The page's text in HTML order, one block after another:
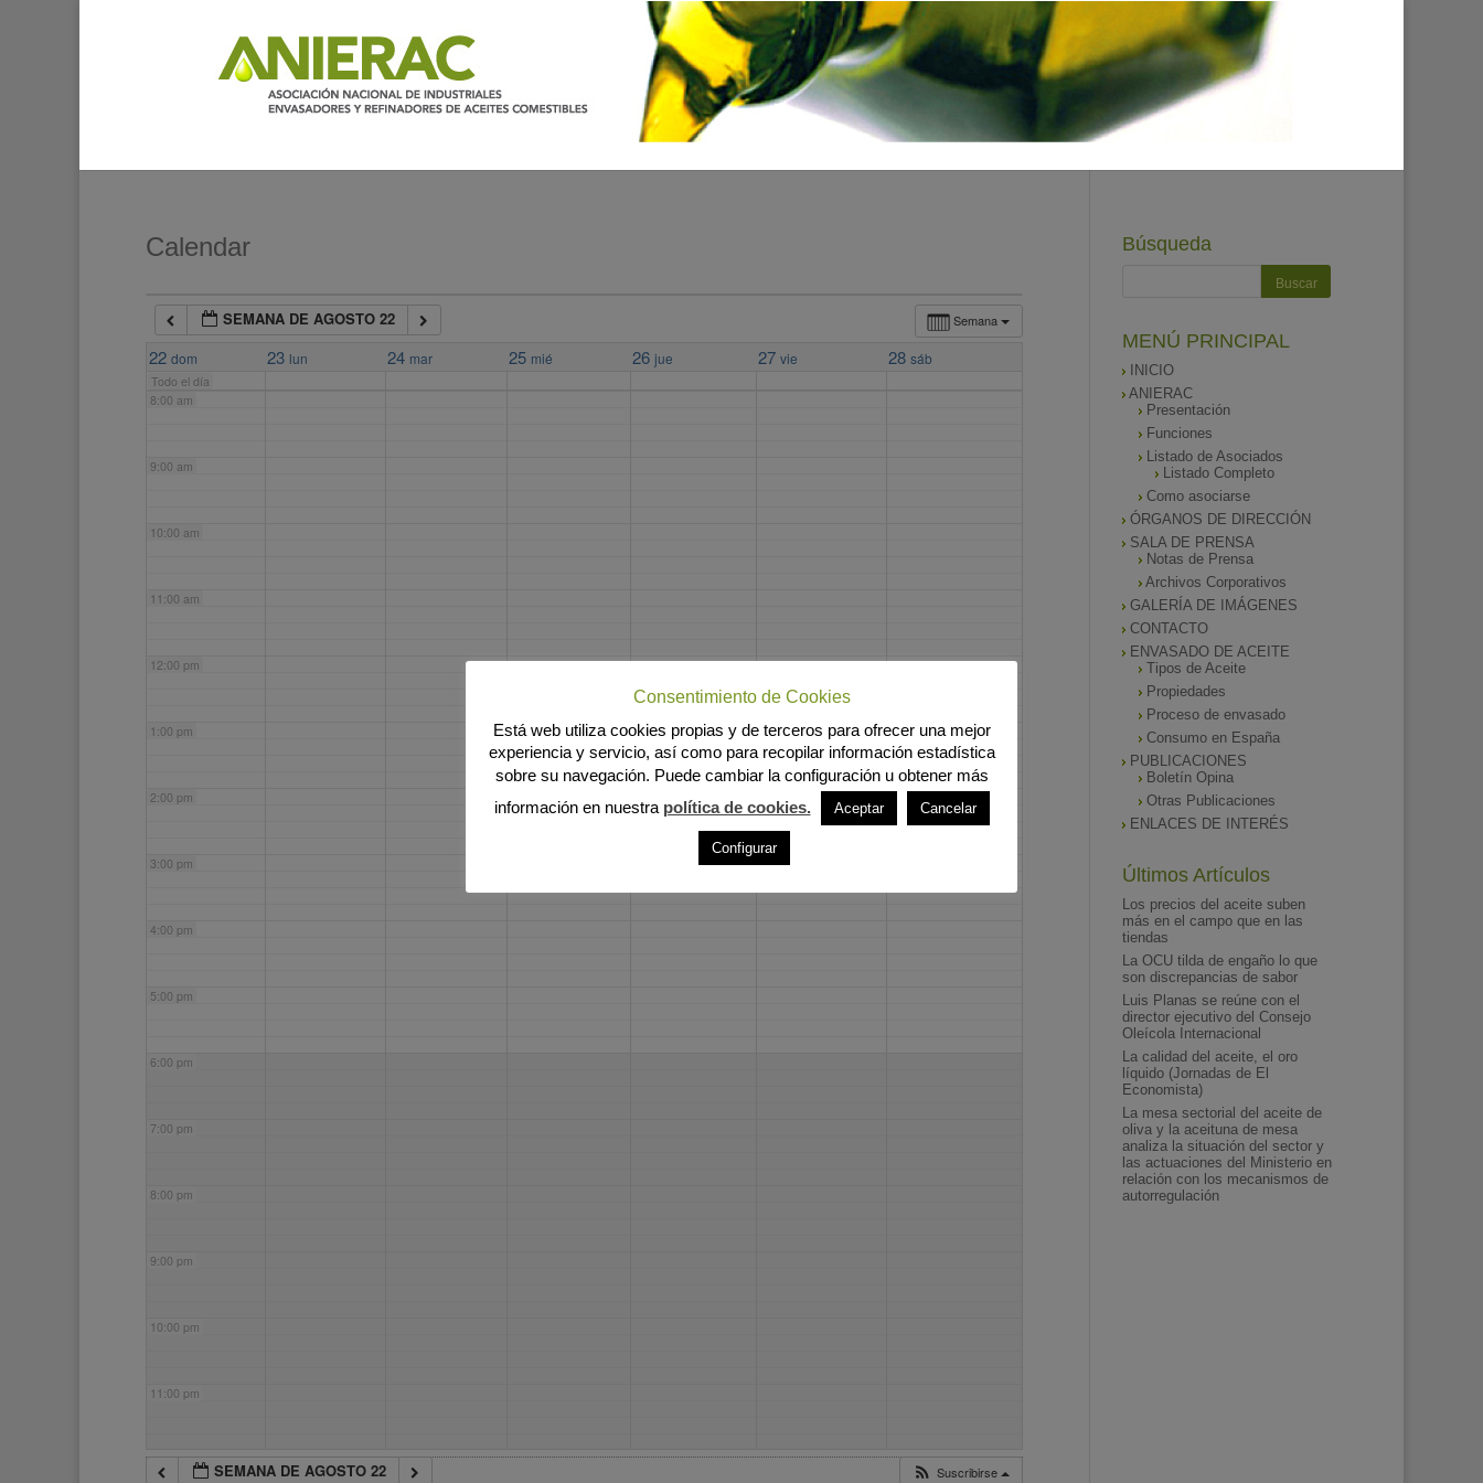
Calendar
Semana
SEMANA DE AGOSTO 22
22 dom 23 lun 24 mar 25 mié 26 jue 27 vie 28 sáb
Todo el día
7:00 am
8:00 am
9:00 am
10:00 am
11:00 am
12:00 pm
1:00 pm
2:00 pm
3:00 pm
4:00 pm
5:00 pm
6:00 pm
7:00 pm
8:00 pm
9:00 pm
10:00 pm
11:00 pm
SEMANA DE AGOSTO 22 Suscribirse
Búsqueda
MENÚ PRINCIPAL
INICIO
ANIERAC
Presentación
Funciones
Listado de Asociados
Listado Completo
Como asociarse
ÓRGANOS DE DIRECCIÓN
SALA DE PRENSA
Notas de Prensa
Archivos Corporativos
GALERÍA DE IMÁGENES
CONTACTO
ENVASADO DE ACEITE
Tipos de Aceite
Propiedades
Proceso de envasado
Consumo en España
PUBLICACIONES
Boletín Opina
Otras Publicaciones
ENLACES DE INTERÉS
Últimos Artículos
Los precios del aceite suben
más en el campo que en las
tiendas
La OCU tilda de engaño lo que
son discrepancias de sabor
Luis Planas se reúne con el
director ejecutivo del Consejo
Oleícola Internacional
La calidad del aceite, el oro
líquido (Jornadas de El
Economista)
La mesa sectorial del aceite de
oliva y la aceituna de mesa
analiza la situación del sector y
las actuaciones del Ministerio en
relación con los mecanismos de
autorregulación
Consentimiento de Cookies
Está web utiliza cookies propias y de terceros para ofrecer una mejor
experiencia y servicio, así como para recopilar información estadística
sobre su navegación. Puede cambiar la configuración u obtener más
información en nuestra política de cookies. Aceptar Cancelar
Configurar